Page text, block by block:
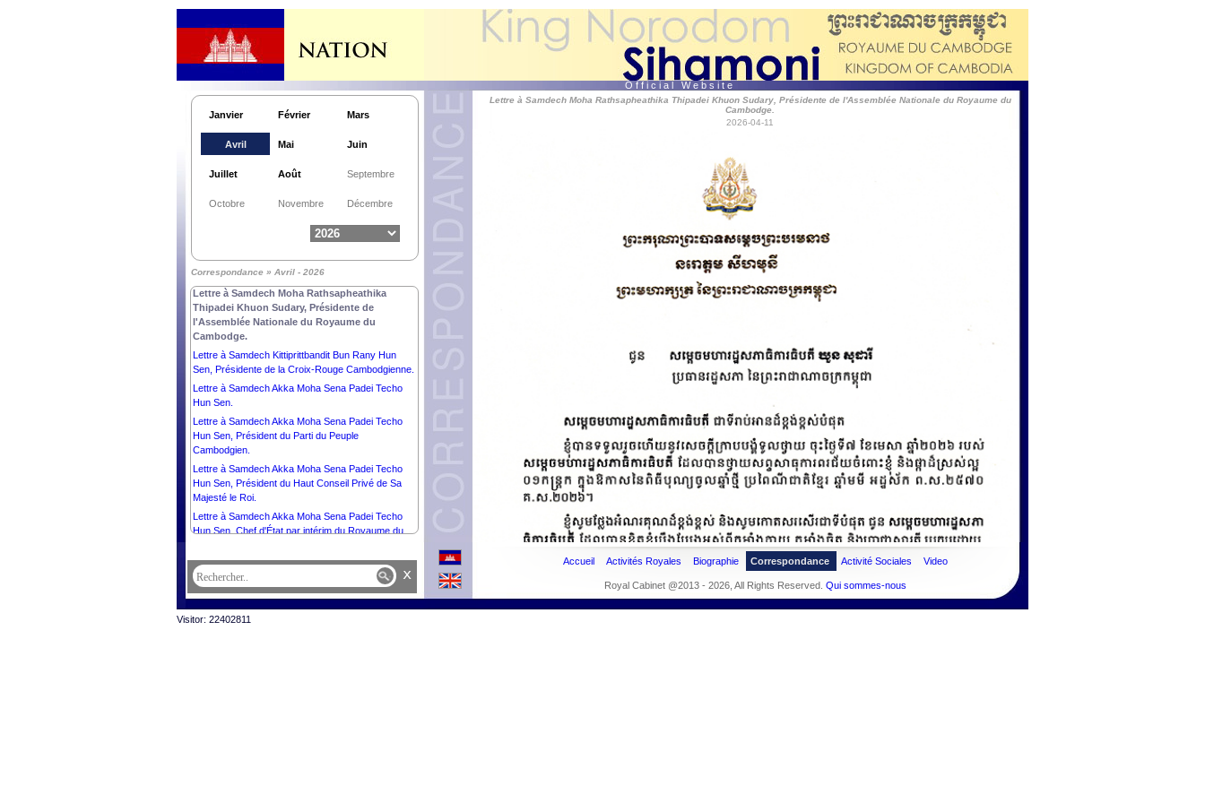
O f f i c i a l W e b s i t e
Janvier Février Mars
Avril Mai Juin
Juillet Août Septembre
Octobre Novembre Décembre
Correspondance » Avril - 2026
d’Australie auprès du Royaume du Cambodge.
Lettre à Son Excellence Mme Markéta Kolc
Hájková, Ambassadrice Extraordinaire et
Plénipotentiaire de la République Tchèque au
Lettre à Son Excellence Monsieur EMMERSON
DAMBUDZO MNANGAGWA, PRÉSIDENT de la
RÉPUBLIQUE DU ZIMBABWE.
Lettre à Son Excellence Madame Vladanka
Andreeva, Coordonnatrice Résidente des Nations
Kasmirhan Pengiran Tahir, Ambassadeur
Darussalam et Doyen du Corps Diplomatique.
Lettre à Samdech Moha Borvor Thipadei Hun
Manet, Premier Ministre du Royaume du
Cambodge.
Lettre à Samdech Moha Rathsapheathika
Thipadei Khuon Sudary, Présidente de
l'Assemblée Nationale du Royaume du
Cambodge.
Lettre à Samdech Kittiprittbandit Bun Rany Hun
Sen, Présidente de la Croix-Rouge Cambodgienne.
Lettre à Samdech Akka Moha Sena Padei Techo
Hun Sen.
Lettre à Samdech Akka Moha Sena Padei Techo
Hun Sen, Président du Parti du Peuple
Cambodgien.
Lettre à Samdech Akka Moha Sena Padei Techo
Hun Sen, Président du Haut Conseil Privé de Sa
Majesté le Roi.
Lettre à Samdech Akka Moha Sena Padei Techo
Hun Sen, Chef d'État par intérim du Royaume du
Lettre à Sa Majesté la Reine-Mère NORODOM
MONINEATH SIHANOUK du CAMBODGE, à
l’occasion du Nouvel An Khmer.
Lettre à Madame Sithea San, Présidente du
Cambodia Town.
Lettre à Samdech Moha Rathsapheathika Thipadei Khuon Sudary, Présidente de l'Assemblée Nationale du Royaume du
Cambodge.
2026-04-11
x
Accueil Activités Royales Biographie Correspondance Activité Sociales Video
Royal Cabinet @2013 - 2026, All Rights Reserved. Qui sommes-nous
Visitor: 22402811